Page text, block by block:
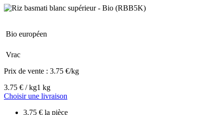
Bio européen
Vrac
Prix de vente : 3.75 €/kg
3.75 € / kg1 kg
Choisir une livraison
3.75 € la pièce